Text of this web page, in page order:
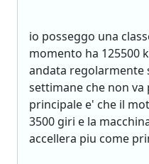
io posseggo una
momento ha 125500
andata regolarmente
settimane che non
principale e' che il
3500 giri e la
accellera piu come